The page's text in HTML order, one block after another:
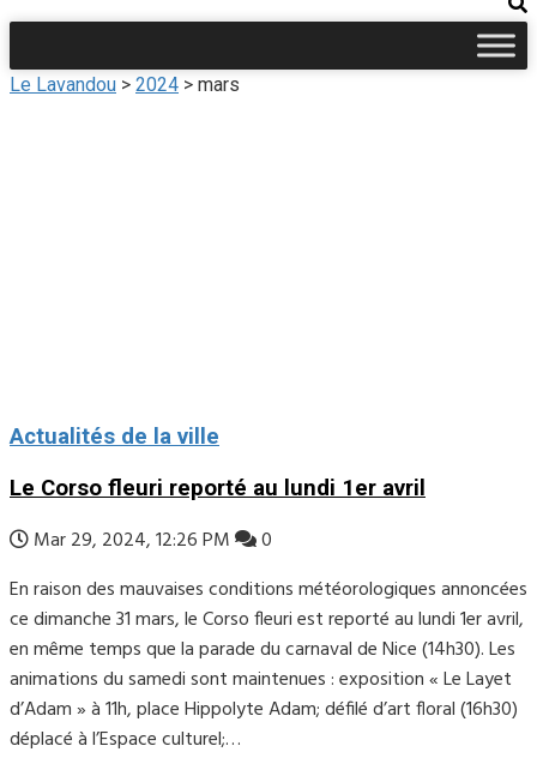
Le Lavandou > 2024 > mars
Actualités de la ville
Le Corso fleuri reporté au lundi 1er avril
Mar 29, 2024, 12:26 PM
0
En raison des mauvaises conditions météorologiques annoncées
ce dimanche 31 mars, le Corso fleuri est reporté au lundi 1er avril,
en même temps que la parade du carnaval de Nice (14h30). Les
animations du samedi sont maintenues : exposition « Le Layet
d’Adam » à 11h, place Hippolyte Adam; défilé d’art floral (16h30)
déplacé à l’Espace culturel;…